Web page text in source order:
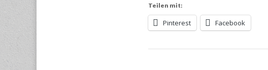
Teilen mit:
Pinterest Facebook